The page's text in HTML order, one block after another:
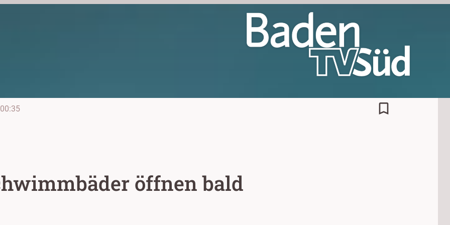
00:35 bookmark_border
öffnen bald